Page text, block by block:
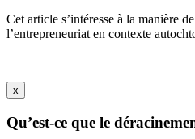
Cet article s’intéresse à la manière
l’entrepreneuriat en contexte
x
Qu’est-ce que le